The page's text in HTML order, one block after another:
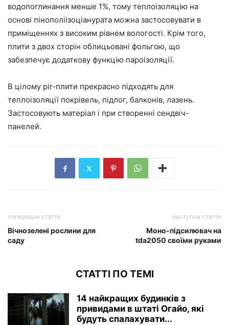
водопоглинання менше 1%, тому теплоізоляцію на
основі пінополіізоціанурата можна застосовувати в
приміщеннях з високим рівнем вологості. Крім того,
плити з двох сторін облицьовані фольгою, що
забезпечує додаткову функцію пароізоляції.
В цілому pir-плити прекрасно підходять для
теплоізоляції покрівель, підлог, балконів, лазень.
Застосовують матеріал і при створенні сендвіч-
панелей.
попередня стаття
Вічнозелені рослини для
саду
наступна стаття
Моно-підсилювач на
tda2050 своїми руками
СТАТТІ ПО ТЕМІ
14 найкращих будинків з
привидами в штаті Огайо, які
будуть спалахувати...